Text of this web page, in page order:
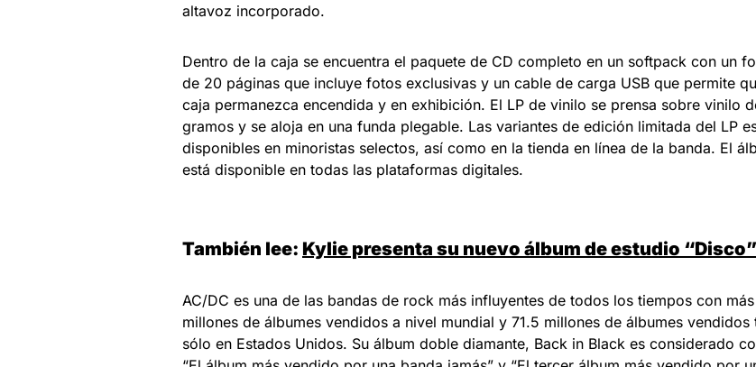
altavoz incorporado.
Dentro de la caja se encuentra el paquete de CD completo en un softpack con un
de 20 páginas que incluye fotos exclusivas y un cable de carga USB que permite
caja permanezca encendida y en exhibición. El LP de vinilo se prensa sobre vinilo
gramos y se aloja en una funda plegable. Las variantes de edición limitada del LP
disponibles en minoristas selectos, así como en la tienda en línea de la banda. El
está disponible en todas las plataformas digitales.
También lee: Kylie presenta su nuevo álbum de estudio “Disco”
AC/DC es una de las bandas de rock más influyentes de todos los tiempos con
millones de álbumes vendidos a nivel mundial y 71.5 millones de álbumes vendidos
sólo en Estados Unidos. Su álbum doble diamante, Back in Black es considerado